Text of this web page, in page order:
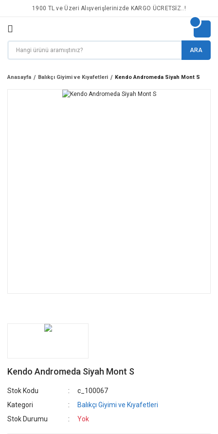
1900 TL ve Üzeri Alışverişlerinizde KARGO ÜCRETSİZ..!
ARA
Anasayfa Balıkçı Giyimi ve Kıyafetleri Kendo Andromeda Siyah Mont S
Kendo Andromeda Siyah Mont S
Stok Kodu
c_100067
Kategori
Balıkçı Giyimi ve Kıyafetleri
Stok Durumu
Yok